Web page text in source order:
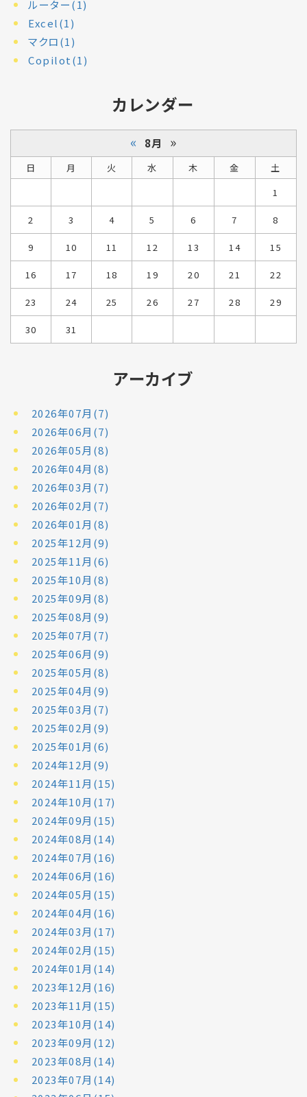
ルーター(1)
Excel(1)
マクロ(1)
Copilot(1)
カレンダー
« 8月 »
日 月 火 水 木 金
土
1
2 3 4 5 6 7 8
9 10 11 12 13 14 15
16 17 18 19 20 21 22
23 24 25 26 27 28 29
30 31
アーカイブ
2026年07月(7)
2026年06月(7)
2026年05月(8)
2026年04月(8)
2026年03月(7)
2026年02月(7)
2026年01月(8)
2025年12月(9)
2025年11月(6)
2025年10月(8)
2025年09月(8)
2025年08月(9)
2025年07月(7)
2025年06月(9)
2025年05月(8)
2025年04月(9)
2025年03月(7)
2025年02月(9)
2025年01月(6)
2024年12月(9)
2024年11月(15)
2024年10月(17)
2024年09月(15)
2024年08月(14)
2024年07月(16)
2024年06月(16)
2024年05月(15)
2024年04月(16)
2024年03月(17)
2024年02月(15)
2024年01月(14)
2023年12月(16)
2023年11月(15)
2023年10月(14)
2023年09月(12)
2023年08月(14)
2023年07月(14)